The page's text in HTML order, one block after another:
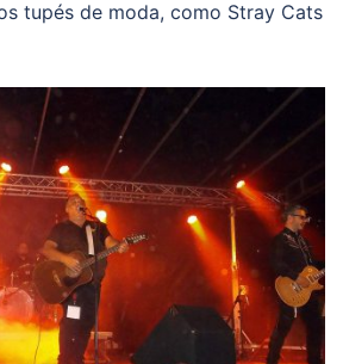
tupés de moda, como Stray Cats